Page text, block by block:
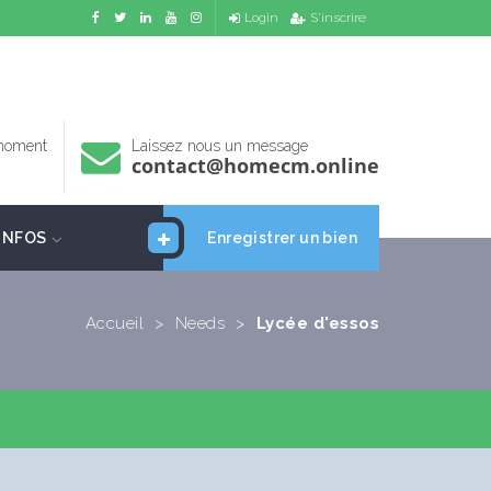
Login S'inscrire
Laissez nous un message
contact@homecm.online
Enregistrer un bien
Accueil > Needs > Lycée d'essos